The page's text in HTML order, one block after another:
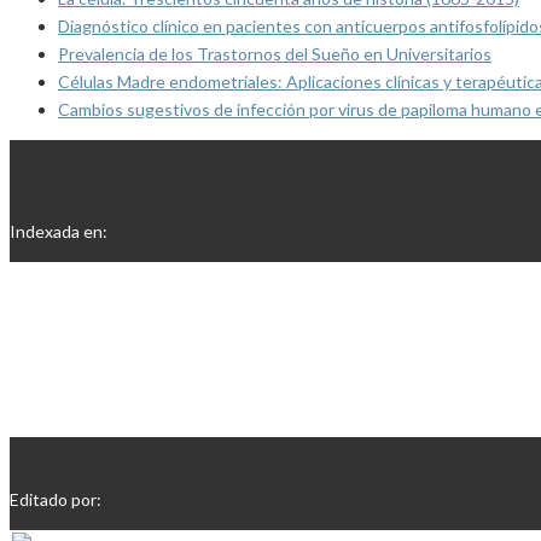
Diagnóstico clínico en pacientes con anticuerpos
Prevalencia de los Trastornos del Sueño en Universitarios
Células Madre endometriales: Aplicaciones clínicas y
Cambios sugestivos de infección por virus de papiloma
Indexada en:
Editado por: